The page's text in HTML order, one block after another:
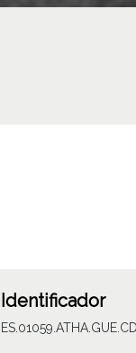
Identificador